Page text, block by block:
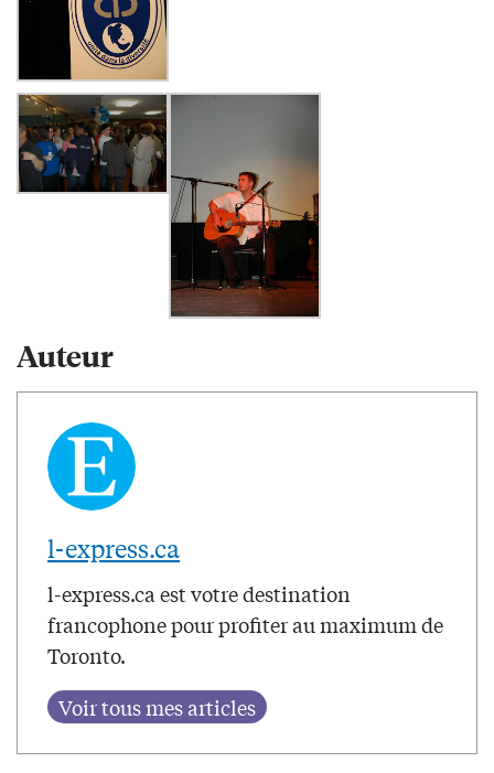
Auteur
l-express.ca
l-express.ca est votre destination
francophone pour profiter au maximum de
Toronto.